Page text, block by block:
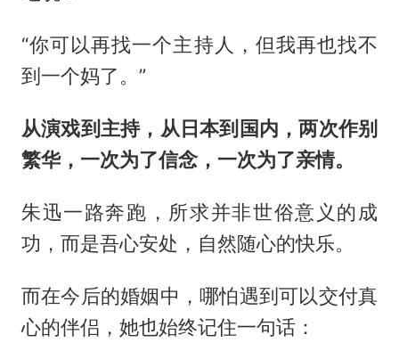
“你可以再找一个主持人，但我再也找不
到一个妈了。”
从演戏到主持，从日本到国内，两次作别
繁华，一次为了信念，一次为了亲情。
朱迅一路奔跑，所求并非世俗意义的成
功，而是吾心安处，自然随心的快乐。
而在今后的婚姻中，哪怕遇到可以交付真
心的伴侣，她也始终记住一句话：